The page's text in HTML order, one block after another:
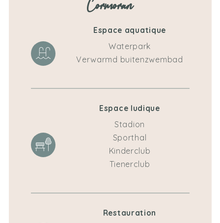
Cormoran
Espace aquatique
Waterpark
Verwarmd buitenzwembad
Espace ludique
Stadion
Sporthal
Kinderclub
Tienerclub
Restauration